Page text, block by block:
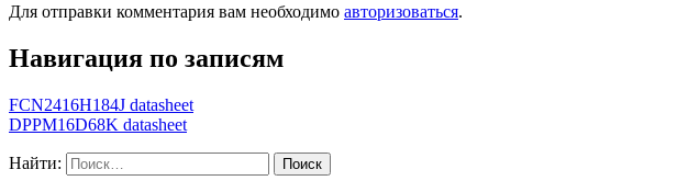
Для отправки комментария вам необходимо авторизоваться.
Навигация по записям
FCN2416H184J datasheet
DPPM16D68K datasheet
Найти: